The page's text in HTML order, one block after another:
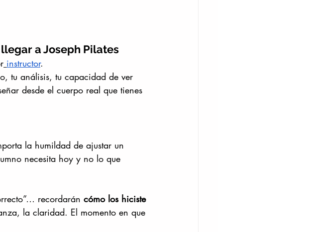
llegar a Joseph Pilates
instructor.
tu análisis, tu capacidad de ver
desde el cuerpo real que tienes
la humildad de ajustar un
necesita hoy y no lo que
recordarán cómo los hiciste
la claridad. El momento en que